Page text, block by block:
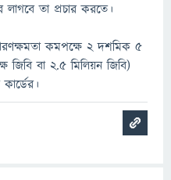
তা প্রচার করতে।
ধারণক্ষমতা কমপক্ষে ২ দশমিক ৫
জিবি বা ২.৫ মিলিয়ন জিবি)